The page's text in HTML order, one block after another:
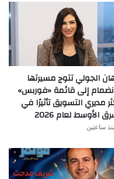
الجولي تتوج مسيرتها
إلى قائمة «فوربس»
مديري التسويق تأثيرًا في
الأوسط لعام 2026
ساعتين